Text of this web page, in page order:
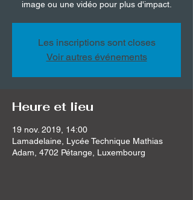
image ou une vidéo pour plus d'impact.
Les inscriptions sont closes
Voir autres événements
Heure et lieu
19 nov. 2019, 14:00
Lamadelaine, Lycée Technique Mathias
Adam, 4702 Pétange, Luxembourg